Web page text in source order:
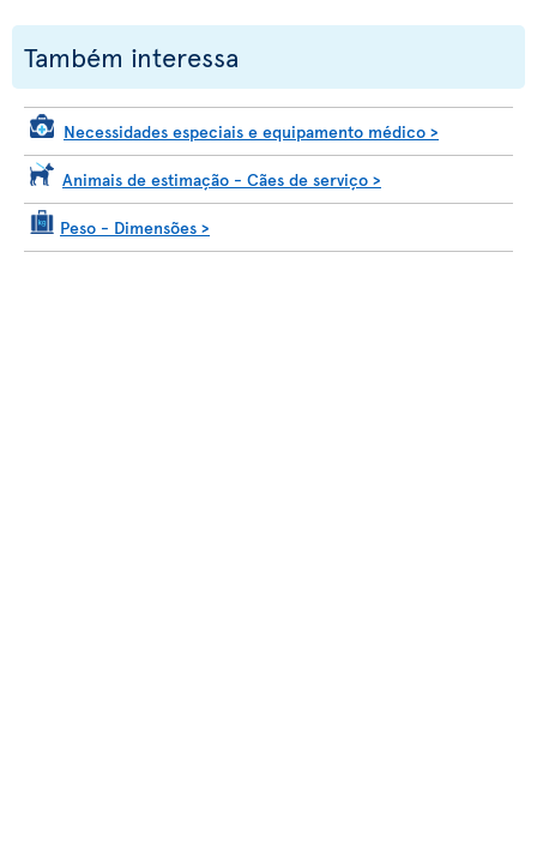
Também interessa
Necessidades especiais e equipamento médico >
Animais de estimação - Cães de serviço >
Peso - Dimensões >